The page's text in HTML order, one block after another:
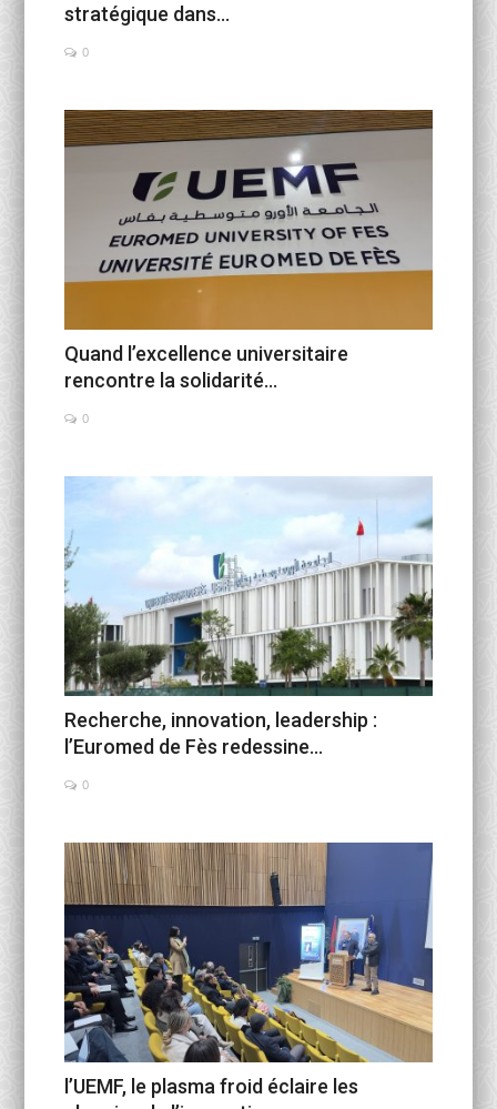
stratégique dans...
0
Quand l’excellence universitaire
rencontre la solidarité...
0
Recherche, innovation, leadership :
l’Euromed de Fès redessine...
0
l’UEMF, le plasma froid éclaire les